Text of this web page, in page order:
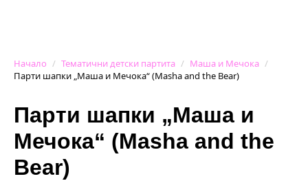
Начало Тематични детски партита
Маша и Мечока
Парти шапки „Маша и Мечока“ (Masha and the Bear)
Парти шапки „Маша и
Мечока“ (Masha and the
Bear)